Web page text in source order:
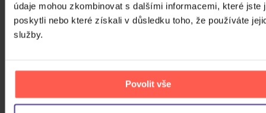
údaje mohou zkombinovat s dalšími informacemi, které jste
poskytli nebo které získali v důsledku toho, že používáte
služby.
Povolit vše
Balení média
Formát média
Titulky